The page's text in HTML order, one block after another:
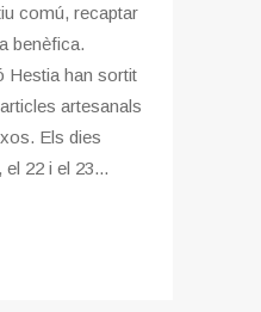
comú, recaptar
benèfica.
Hestia han sortit
artesanals
Els dies
22 i el 23...